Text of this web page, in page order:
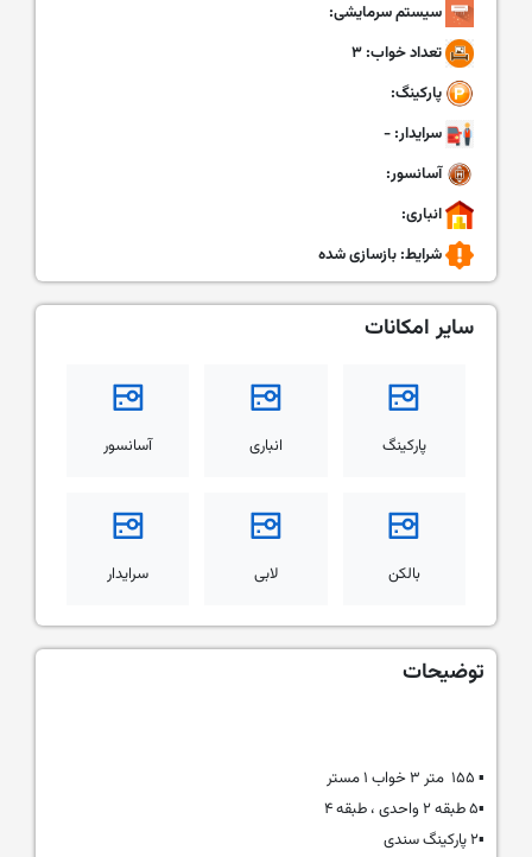
سیستم سرمایشی:
تعداد خواب: ۳
پارکینگ:
سرایدار: -
آسانسور:
انباری:
شرایط:بازسازی شده
سایر امکانات
پارکینگ انباری آسانسور
بالکن لابی سرایدار
توضیحات
▪️ ۱۵۵ متر ۳ خواب ۱ مستر
▪️۵ طبقه ۲ واحدی ، طبقه ۴
▪️۲ پارکینگ سندی